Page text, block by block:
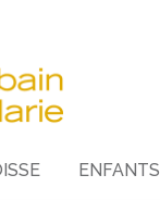
ENFANTS